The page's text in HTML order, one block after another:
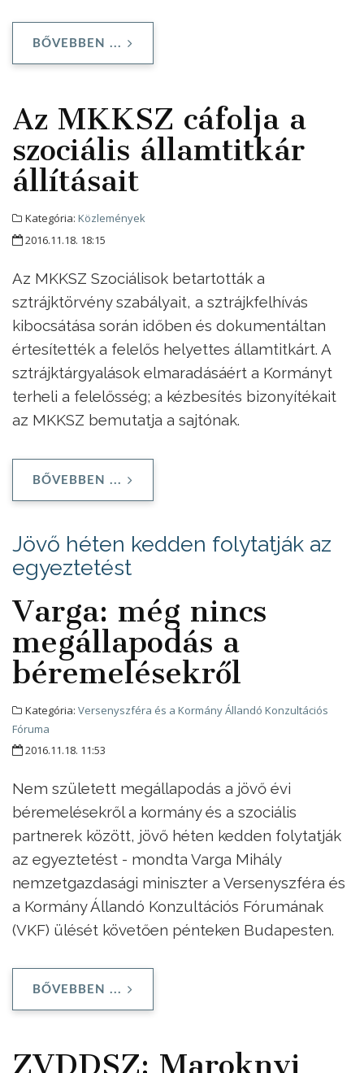
BŐVEBBEN ...
Az MKKSZ cáfolja a
szociális államtitkár
állításait
Kategória: Közlemények
2016.11.18. 18:15
Az MKKSZ Szociálisok betartották a
sztrájktörvény szabályait, a sztrájkfelhívás
kibocsátása során időben és dokumentáltan
értesítették a felelős helyettes államtitkárt. A
sztrájktárgyalások elmaradásáért a Kormányt
terheli a felelősség; a kézbesítés bizonyítékait
az MKKSZ bemutatja a sajtónak.
BŐVEBBEN ...
Jövő héten kedden folytatják az
egyeztetést
Varga: még nincs
megállapodás a
béremelésekről
Kategória: Versenyszféra és a Kormány Állandó Konzultációs
Fóruma
2016.11.18. 11:53
Nem született megállapodás a jövő évi
béremelésekről a kormány és a szociális
partnerek között, jövő héten kedden folytatják
az egyeztetést - mondta Varga Mihály
nemzetgazdasági miniszter a Versenyszféra és
a Kormány Állandó Konzultációs Fórumának
(VKF) ülését követően pénteken Budapesten.
BŐVEBBEN ...
ZVDDSZ: Maroknyi